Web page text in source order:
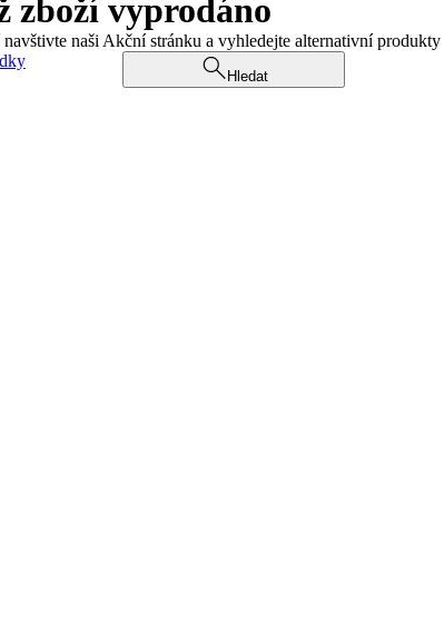
zboží vyprodáno
naši Akční stránku a vyhledejte alternativní produkty
Hledat